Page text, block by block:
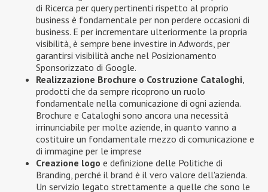
di Ricerca per query pertinenti rispetto al proprio
business è fondamentale per non perdere occasioni di
business. E per incrementare ulteriormente la propria
visibilità, è sempre bene investire in Adwords, per
garantirsi visibilità anche nel Posizionamento
Sponsorizzato di Google.
Realizzazione Brochure o Costruzione Cataloghi
prodotti che da sempre ricoprono un ruolo
fondamentale nella comunicazione di ogni azienda.
Brochure e Cataloghi sono ancora una necessità
irrinunciabile per molte aziende, in quanto vanno a
costituire un fondamentale mezzo di comunicazione e
di immagine per le imprese
Creazione logo e definizione delle Politiche di
Branding, perché il brand è il vero valore dell'azienda.
Un servizio legato strettamente a quelle che sono le